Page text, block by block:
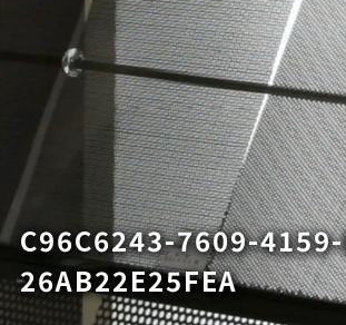
C96C6243-7609-
26AB22E25FEA